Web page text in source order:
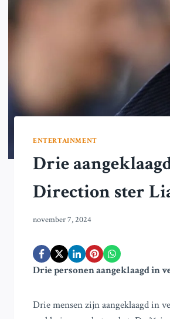
ENTERTAINMENT
Drie
Direction ster
november 7, 2024
Drie personen aangeklaagd in
Drie mensen zijn aangeklaagd in